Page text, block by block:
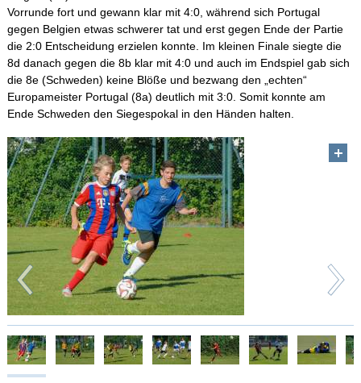
Vorrunde fort und gewann klar mit 4:0, während sich Portugal
gegen Belgien etwas schwerer tat und erst gegen Ende der Partie
die 2:0 Entscheidung erzielen konnte. Im kleinen Finale siegte die
8d danach gegen die 8b klar mit 4:0 und auch im Endspiel gab sich
die 8e (Schweden) keine Blöße und bezwang den „echten“
Europameister Portugal (8a) deutlich mit 3:0. Somit konnte am
Ende Schweden den Siegespokal in den Händen halten.